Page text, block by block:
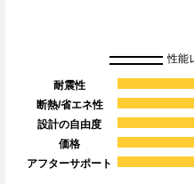
性能
耐震性
断熱/省エネ性
設計の自由度
価格
アフターサポート